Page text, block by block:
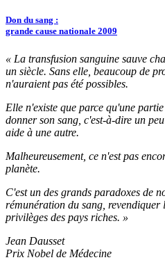
Don du sang :
grande cause nationale 2009
« La transfusion sanguine sauve
un siècle. Sans elle, beaucoup de
n'auraient pas été possibles.
Elle n'existe que parce qu'une
donner son sang, c'est-à-dire un
aide à une autre.
Malheureusement, ce n'est pas
planète.
C'est un des grands paradoxes de
rémunération du sang, revendiquer
privilèges des pays riches. »
Jean Dausset
Prix Nobel de Médecine